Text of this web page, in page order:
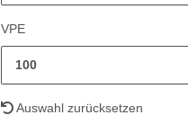
VPE
100
Auswahl zurücksetzen